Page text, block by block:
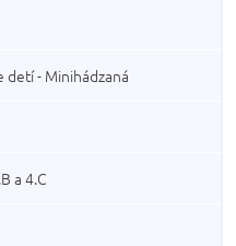
detí - Minihádzaná
a 4.C